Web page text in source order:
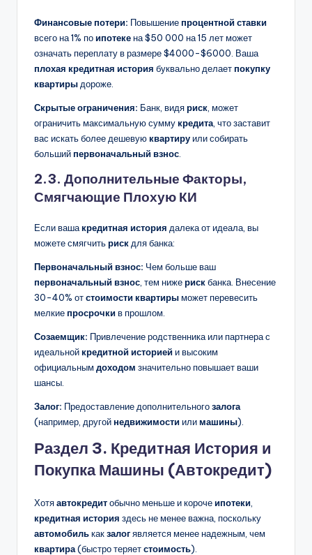
Финансовые потери: Повышениепроцентной ставки
всего на 1% поипотекена $50 000 на 15 лет может
означать переплату в размере $4000-$6000. Ваша
плохая кредитная история буквально делаетпокупку
квартиры дороже.
Скрытые ограничения: Банк, видяриск , может
ограничить максимальную суммукредита , что заставит
вас искать более дешевуюквартируили собирать
большийпервоначальный взнос
2.3. Дополнительные Факторы,
Смягчающие Плохую КИ
Если вашакредитная история далека от идеала, вы
можете смягчитьриск для банка:
Первоначальный взнос: Чем больше ваш
первоначальный взнос , тем нижерискбанка. Внесение
30-40% отстоимости квартирыможет перевесить
мелкиепросрочкив прошлом.
Созаемщик: Привлечение родственника или партнера с
идеальнойкредитной историейи высоким
официальным доходом значительно повышает ваши
шансы.
Залог: Предоставление дополнительногозалога
(например, другойнедвижимостиилимашины).
Раздел 3. Кредитная История и
Покупка Машины (Автокредит)
Хотяавтокредитобычно меньше и корочеипотеки
кредитная история здесь не менее важна, поскольку
автомобилькакзалогявляется менее надежным, чем
квартира(быстро теряетстоимость).